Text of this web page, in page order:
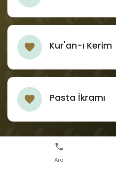
Ara
Kur'an-ı Kerim
Pasta İkramı